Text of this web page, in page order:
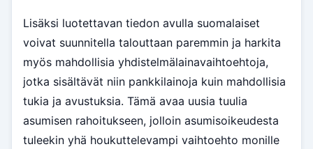
Lisäksi luotettavan tiedon avulla suomalaiset
voivat suunnitella talouttaan paremmin ja harkita
myös mahdollisia yhdistelmälainavaihtoehtoja,
jotka sisältävät niin pankkilainoja kuin mahdollisia
tukia ja avustuksia. Tämä avaa uusia tuulia
asumisen rahoitukseen, jolloin asumisoikeudesta
tuleekin yhä houkuttelevampi vaihtoehto monille